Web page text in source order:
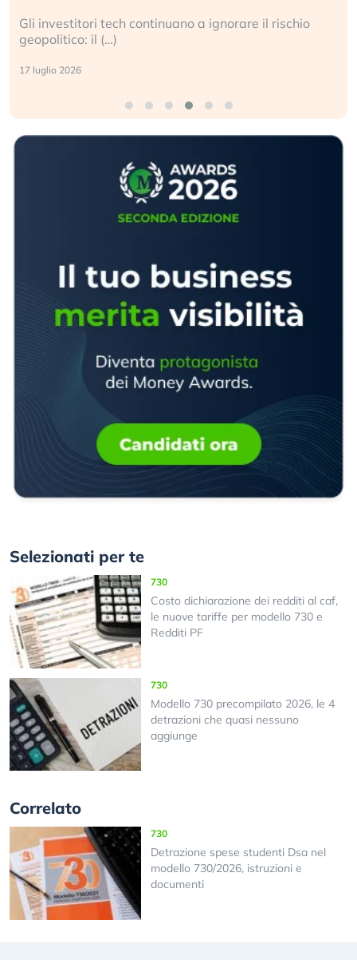
Gli investitori tech continuano a ignorare il rischio
geopolitico: il (…)
17 luglio 2026
Selezionati per te
730
Costo dichiarazione dei redditi al caf,
le nuove tariffe per modello 730 e
Redditi PF
730
Modello 730 precompilato 2026, le 4
detrazioni che quasi nessuno
aggiunge
Correlato
730
Detrazione spese studenti Dsa nel
modello 730/2026, istruzioni e
documenti